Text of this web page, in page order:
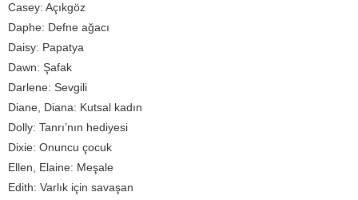
Casey: Açıkgöz
Daphe: Defne ağacı
Daisy: Papatya
Dawn: Şafak
Darlene: Sevgili
Diane, Diana: Kutsal kadın
Dolly: Tanrı’nın hediyesi
Dixie: Onuncu çocuk
Ellen, Elaine: Meşale
Edith: Varlık için savaşan